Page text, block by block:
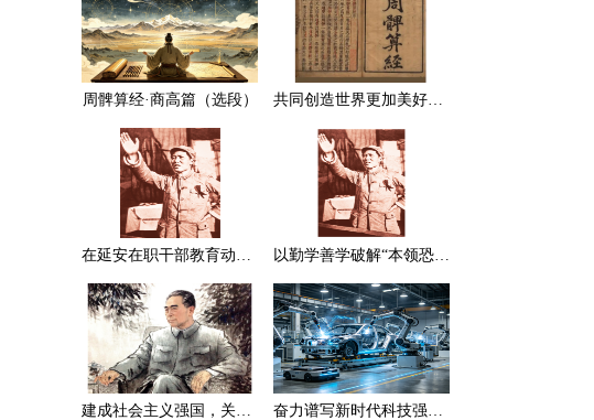
周髀算经·商高篇（选段） 共同创造世界更加美好的未来
在延安在职干部教育动员大会上的讲话（节选） 以勤学善学破解“本领恐慌”
建成社会主义强国，关键在于实现科学技术现代化 奋力谱写新时代科技强国新篇章